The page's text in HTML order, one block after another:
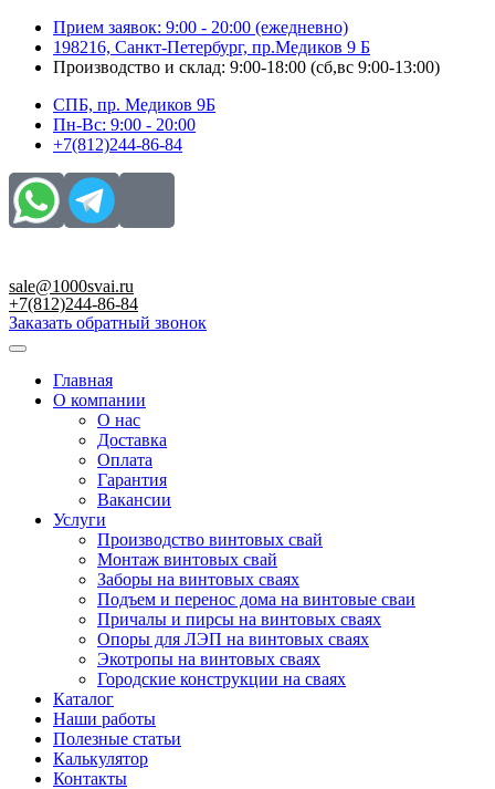
Перейти
содержимому
Прием заявок: 9:00 - 20:00 (ежедневно)
198216, Санкт-Петербург, пр.Медиков 9 Б
Производство и склад: 9:00-18:00 (сб,вс 9:00-13:00)
СПБ, пр. Медиков 9Б
Пн-Вс: 9:00 - 20:00
+7(812)244-86-84
sale@1000svai.ru
+7(812)244-86-84
Заказать обратный звонок
Главная
О компании
О нас
Доставка
Оплата
Гарантия
Вакансии
Услуги
Производство винтовых свай
Монтаж винтовых свай
Заборы на винтовых сваях
Подъем и перенос дома на винтовые сваи
Причалы и пирсы на винтовых сваях
Опоры для ЛЭП на винтовых сваях
Экотропы на винтовых сваях
Городские конструкции на сваях
Каталог
Наши работы
Полезные статьи
Калькулятор
Контакты